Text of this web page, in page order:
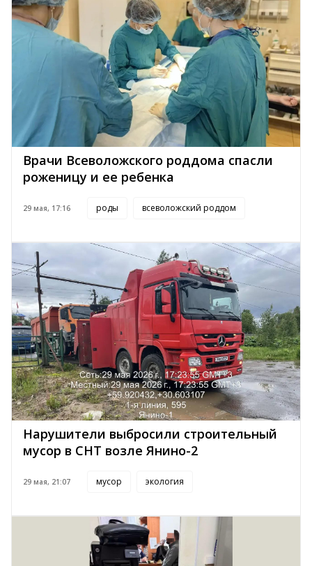
Врачи Всеволожского роддома спасли
роженицу и ее ребенка
29 мая, 17:16 роды всеволожский роддом
Нарушители выбросили строительный
мусор в СНТ возле Янино-2
29 мая, 21:07 мусор экология